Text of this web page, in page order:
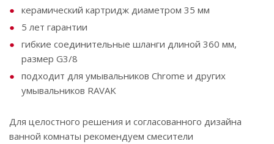
керамический картридж диаметром 35 мм
5 лет гарантии
гибкие соединительные шланги длиной 360 мм,
размер G3/8
подходит для умывальников Chrome и других
умывальников RAVAK
Для целостного решения и согласованного дизайна
ванной комнаты рекомендуем смесители